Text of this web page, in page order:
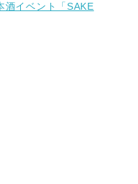
イベント「SAKE